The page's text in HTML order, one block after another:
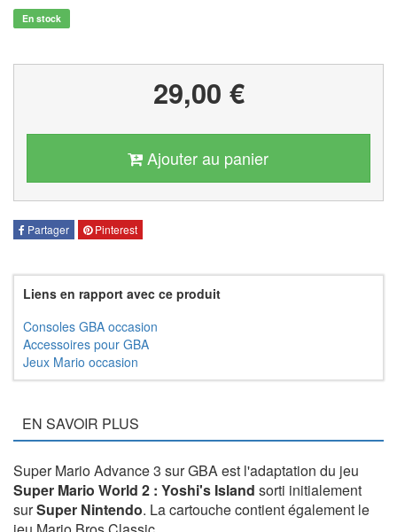
En stock
29,00 €
Ajouter au panier
Partager Pinterest
Liens en rapport avec ce produit
Consoles GBA occasion
Accessoires pour GBA
Jeux Mario occasion
EN SAVOIR PLUS
Super Mario Advance 3 sur GBA est l'adaptation du jeu
Super Mario World 2 : Yoshi's Island sorti initialement
surSuper Nintendo. La cartouche contient également le